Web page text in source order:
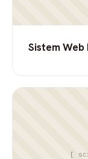
Sistem Web
[